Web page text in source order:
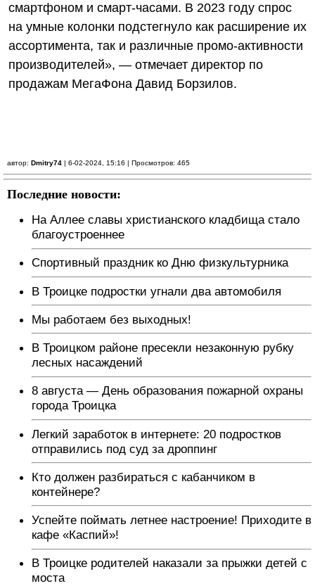
смартфоном и смарт-часами. В 2023 году спрос
на умные колонки подстегнуло как расширение их
ассортимента, так и различные промо-активности
производителей», — отмечает директор по
продажам МегаФона Давид Борзилов.
автор: Dmitry74 | 6-02-2024, 15:16 | Просмотров: 465
Последние новости:
На Аллее славы христианского кладбища стало
благоустроеннее
Спортивный праздник ко Дню физкультурника
В Троицке подростки угнали два автомобиля
Мы работаем без выходных!
В Троицком районе пресекли незаконную рубку
лесных насаждений
8 августа — День образования пожарной охраны
города Троицка
Легкий заработок в интернете: 20 подростков
отправились под суд за дроппинг
Кто должен разбираться с кабанчиком в
контейнере?
Успейте поймать летнее настроение! Приходите в
кафе «Каспий»!
В Троицке родителей наказали за прыжки детей с
моста